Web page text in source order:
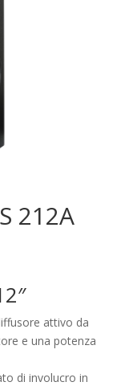
212A
attivo da
e una potenza
di involucro in